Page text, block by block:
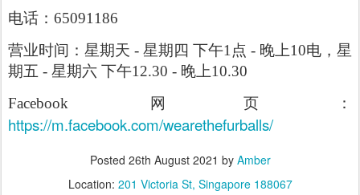
电话：65091186
营业时间：星期天 - 星期四 下午1点 - 晚上10电，星
期五 - 星期六 下午12.30 - 晚上10.30
Facebook 网页：
https://m.facebook.com/wearethefurballs/
Posted 26th August 2021 by Amber
Location: 201 Victoria St, Singapore 188067